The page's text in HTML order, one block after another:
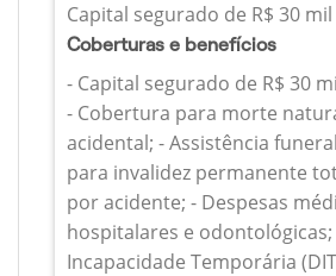
Capital segurado de R$ 30
Coberturas e benefícios
- Capital segurado de R$ 30
- Cobertura para morte
acidental; - Assistência
para invalidez permanente
por acidente; - Despesas
hospitalares e
Incapacidade Temporária